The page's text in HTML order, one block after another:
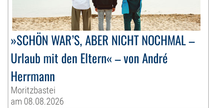
»SCHÖN WAR’S, ABER NICHT NOCHMAL –
Urlaub mit den Eltern« – von André
Herrmann
Moritzbastei
am 08.08.2026